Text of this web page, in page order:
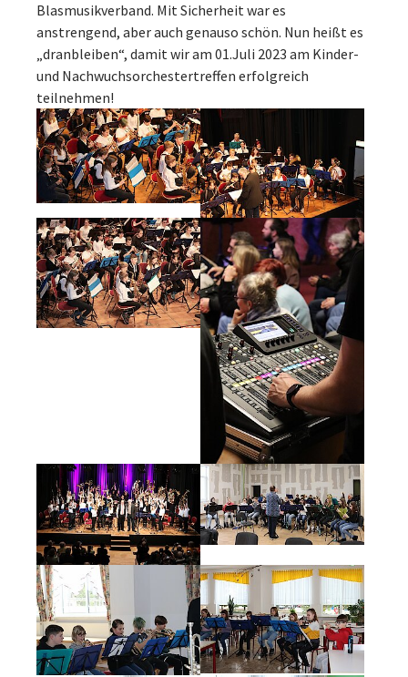
Blasmusikverband. Mit Sicherheit war es
anstrengend, aber auch genauso schön. Nun heißt es
„dranbleiben“, damit wir am 01.Juli 2023 am Kinder-
und Nachwuchsorchestertreffen erfolgreich
teilnehmen!